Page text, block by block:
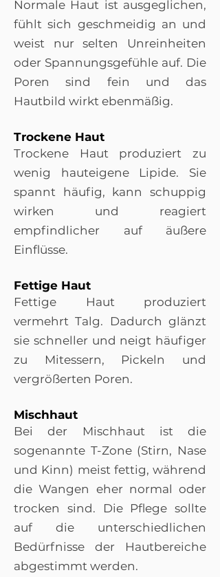
Normale Haut ist ausgeglichen,
fühlt sich geschmeidig an und
weist nur selten Unreinheiten
oder Spannungsgefühle auf. Die
Poren sind fein und das
Hautbild wirkt ebenmäßig.
Trockene Haut
Trockene Haut produziert zu
wenig hauteigene Lipide. Sie
spannt häufig, kann schuppig
wirken und reagiert
empfindlicher auf äußere
Einflüsse.
Fettige Haut
Fettige Haut produziert
vermehrt Talg. Dadurch glänzt
sie schneller und neigt häufiger
zu Mitessern, Pickeln und
vergrößerten Poren.
Mischhaut
Bei der Mischhaut ist die
sogenannte T-Zone (Stirn, Nase
und Kinn) meist fettig, während
die Wangen eher normal oder
trocken sind. Die Pflege sollte
auf die unterschiedlichen
Bedürfnisse der Hautbereiche
abgestimmt werden.